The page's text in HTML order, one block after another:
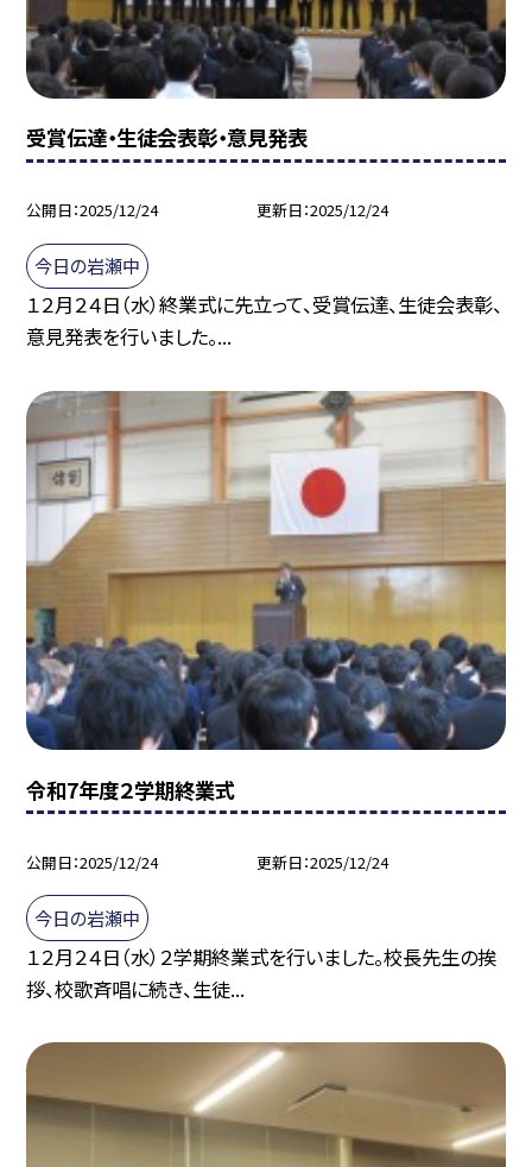
受賞伝達・生徒会表彰・意見発表
公開日 2025/12/24 更新日 2025/12/24
今日の岩瀬中
１２月２４日（水）終業式に先立って、受賞伝達、生徒会表彰、
意見発表を行いました。...
令和7年度２学期終業式
公開日 2025/12/24 更新日 2025/12/24
今日の岩瀬中
１２月２４日（水）２学期終業式を行いました。校長先生の挨
拶、校歌斉唱に続き、生徒...